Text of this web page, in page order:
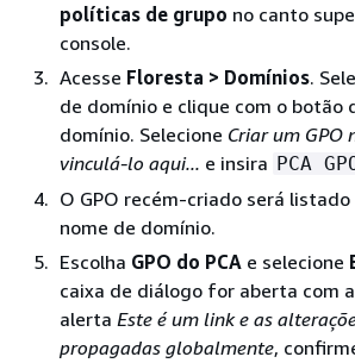
políticas de grupo no canto
console.
Acesse Floresta > Domínios.
de domínio e clique com o botão
domínio. Selecione Criar um GPO
vinculá-lo aqui... e insira PCA
O GPO recém-criado será listado
nome de domínio.
Escolha GPO do PCA e selecione
caixa de diálogo for aberta com
alerta Este é um link e as
propagadas globalmente,